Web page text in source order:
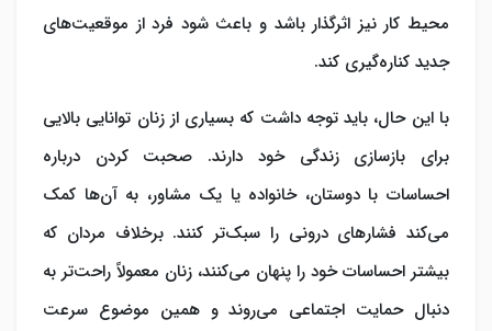
محیط کار نیز اثرگذار باشد و باعث شود فرد از موقعیت‌های
جدید کناره‌گیری کند.
با این حال، باید توجه داشت که بسیاری از زنان توانایی بالایی
برای بازسازی زندگی خود دارند. صحبت کردن درباره
احساسات با دوستان، خانواده یا یک مشاور، به آن‌ها کمک
می‌کند فشارهای درونی را سبک‌تر کنند. برخلاف مردان که
بیشتر احساسات خود را پنهان می‌کنند، زنان معمولاً راحت‌تر به
دنبال حمایت اجتماعی می‌روند و همین موضوع سرعت